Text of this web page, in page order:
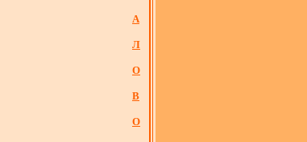
А
Л
О
В
О